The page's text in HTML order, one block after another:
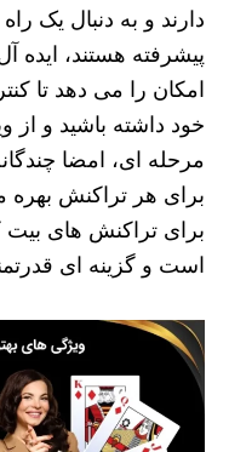
دارند و به دنبال یک
پیشرفته هستند، ایده
امکان را می دهد تا
خود داشته باشید و از
مرحله ای، امضا
برای هر تراکنش
برای تراکنش های
است و گزینه ای